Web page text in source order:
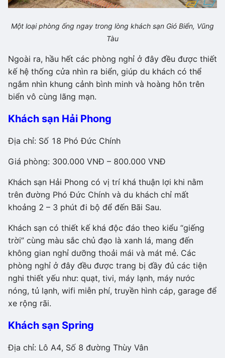
Một loại phòng ống ngay trong lòng khách sạn Gió Biển, Vũng
Tàu
Ngoài ra, hầu hết các phòng nghỉ ở đây đều được thiết
kế hệ thống cửa nhìn ra biển, giúp du khách có thể
ngắm nhìn khung cảnh bình minh và hoàng hôn trên
biển vô cùng lãng mạn.
Khách sạn Hải Phong
Địa chỉ: Số 18 Phó Đức Chính
Giá phòng: 300.000 VNĐ – 800.000 VNĐ
Khách sạn Hải Phong có vị trí khá thuận lợi khi nằm
trên đường Phó Đức Chính và du khách chỉ mất
khoảng 2 – 3 phút đi bộ để đến Bãi Sau.
Khách sạn có thiết kế khá độc đáo theo kiểu “giếng
trời” cùng màu sắc chủ đạo là xanh lá, mang đến
không gian nghỉ dưỡng thoải mái và mát mẻ. Các
phòng nghỉ ở đây đều được trang bị đầy đủ các tiện
nghi thiết yếu như: quạt, tivi, máy lạnh, máy nước
nóng, tủ lạnh, wifi miễn phí, truyền hình cáp, garage để
xe rộng rãi.
Khách sạn Spring
Địa chỉ: Lô A4, Số 8 đường Thùy Vân